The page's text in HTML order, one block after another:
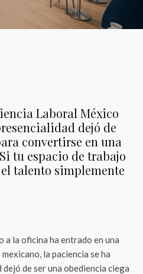
Laboral México
dejó de
convertirse en una
tu espacio de trabajo
talento simplemente
a la oficina ha entrado en una
la paciencia se ha
de ser una obediencia ciega